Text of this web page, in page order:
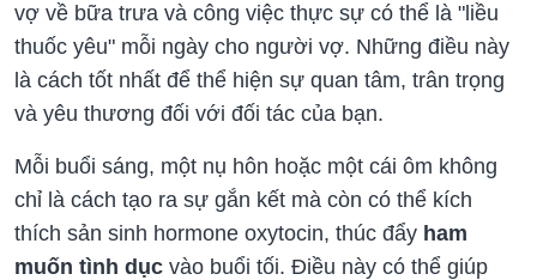
vợ về bữa trưa và công việc thực sự có thể là "liều
thuốc yêu" mỗi ngày cho người vợ. Những điều này
là cách tốt nhất để thể hiện sự quan tâm, trân trọng
và yêu thương đối với đối tác của bạn.
Mỗi buổi sáng, một nụ hôn hoặc một cái ôm không
chỉ là cách tạo ra sự gắn kết mà còn có thể kích
thích sản sinh hormone oxytocin, thúc đẩy ham
muốn tình dục vào buổi tối. Điều này có thể giúp